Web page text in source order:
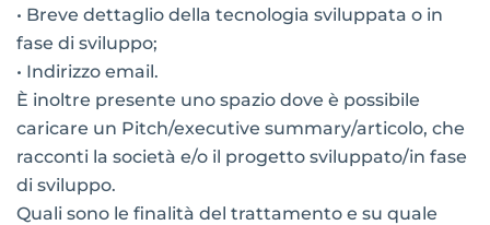
• Breve dettaglio della tecnologia sviluppata o in
fase di sviluppo;
• Indirizzo email.
È inoltre presente uno spazio dove è possibile
caricare un Pitch/executive summary/articolo, che
racconti la società e/o il progetto sviluppato/in fase
di sviluppo.
Quali sono le finalità del trattamento e su quale